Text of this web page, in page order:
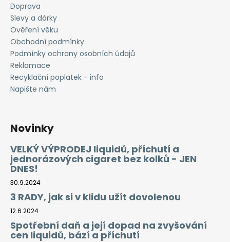
u
j
e
m
e
LIQUID
ARAMAX
MENTHOL
4X10ML-
558
Kč
Doprava
Slevy a dárky
Ověření věku
Obchodní podmínky
Podmínky ochrany osobních údajů
Reklamace
Recyklační poplatek - info
Napište nám
Novinky
VELKÝ VÝPRODEJ liquidů, příchutí a
jednorázových cigaret bez kolků - JEN
DNES!
30.9.2024
3 RADY, jak si v klidu užít dovolenou
12.6.2024
Spotřební daň a její dopad na zvyšování
cen liquidů, bází a příchutí